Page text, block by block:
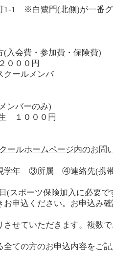
※白鷺門(北側)が一番グ
入会費・参加費・保
０００円
ールメンバ
用(メンバーの
１０００円
ールホームページ内のお問
③所属 ④連絡先(携帯電
ーツ保険加入に必要で
込ください。お申込み確
ていただきます。複数で
の方のお申込内容をご記